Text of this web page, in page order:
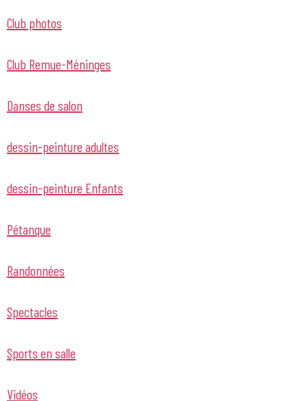
Club photos
Club Remue-Méninges
Danses de salon
dessin-peinture adultes
dessin-peinture Enfants
Pétanque
Randonnées
Spectacles
Sports en salle
Vidéos